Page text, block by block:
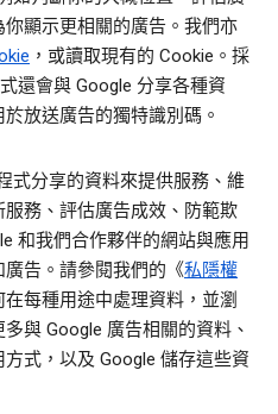
顯示更相關的廣告。我們亦
，或讀取現有的 Cookie。採
還會與 Google 分享各種資
放送廣告的獨特識別碼。
式分享的資料來提供服務、維
務、評估廣告成效、防範欺
和我們合作夥伴的網站與應用
告。請參閱我們的《私隱權
每種用途中處理資料，並瀏
與 Google 廣告相關的資料、
式，以及 Google 儲存這些資